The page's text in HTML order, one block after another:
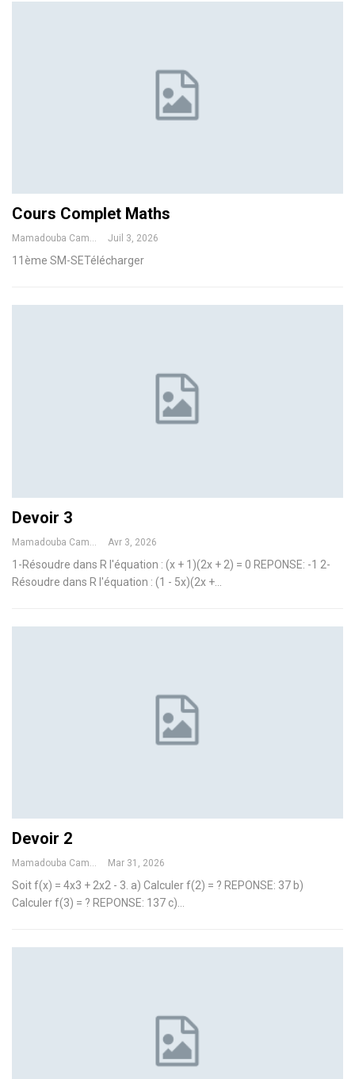
Cours Complet Maths
Mamadouba Camara Juil 3, 2026
11ème SM-SETélécharger
Devoir 3
Avr 3, 2026
1-Résoudre dans R l'équation : (x + 1)(2x + 2) = 0 REPONSE: -1 2-
Résoudre dans R l'équation : (1 - 5x)(2x +
Devoir 2
Mamadouba Camara Mar 31, 2026
Soit f(x) = 4x3 + 2x2 - 3. a) Calculer f(2) = ? REPONSE: 37 b)
Calculer f(3) = ? REPONSE: 137 c)